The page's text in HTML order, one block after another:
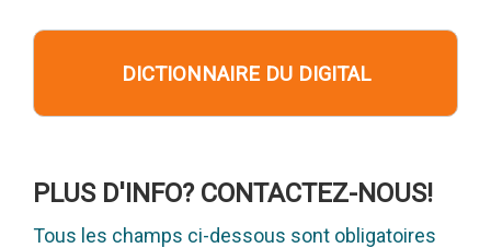
DICTIONNAIRE DU DIGITAL
PLUS D'INFO? CONTACTEZ-NOUS!
Tous les champs ci-dessous sont obligatoires